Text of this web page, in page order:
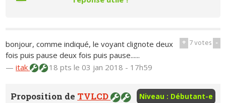
+ 7votes -
bonjour, comme indiqué, le voyant clignote deux
fois puis pause deux fois puis pause......
—itak 18 ptsle 03 jan 2018 - 17h59
Niveau : Débutant-e
Proposition de TVLCD